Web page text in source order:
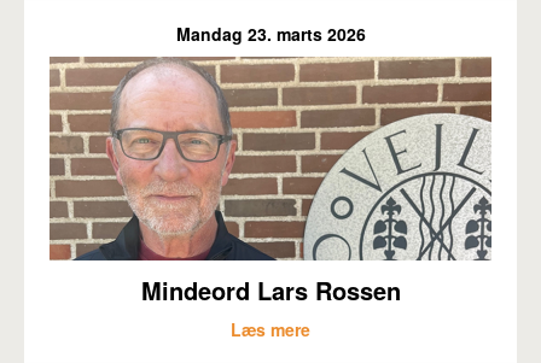
Mandag 23. marts 2026
Mindeord Lars Rossen
Læs mere